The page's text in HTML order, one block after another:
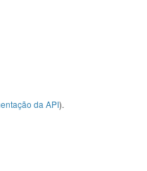
da API).